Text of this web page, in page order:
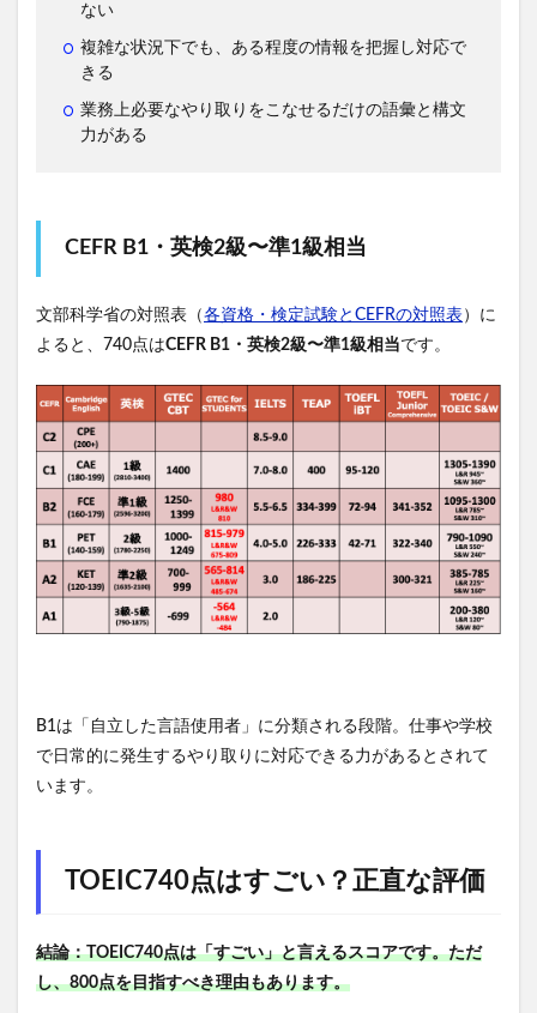
ない
複雑な状況下でも、ある程度の情報を把握し対応で
きる
業務上必要なやり取りをこなせるだけの語彙と構文
力がある
CEFR B1・英検2級〜準1級相当
文部科学省の対照表（各資格・検定試験とCEFRの対照表）に
よると、740点はCEFR B1・英検2級〜準1級相当です。
B1は「自立した言語使用者」に分類される段階。仕事や学校
で日常的に発生するやり取りに対応できる力があるとされて
います。
TOEIC740点はすごい？正直な評価
結論：TOEIC740点は「すごい」と言えるスコアです。ただ
し、800点を目指すべき理由もあります。